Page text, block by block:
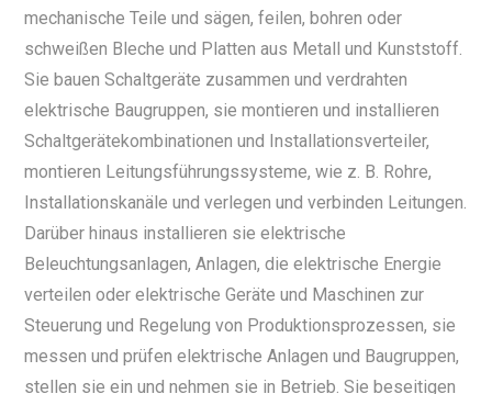
mechanische Teile und sägen, feilen, bohren oder
schweißen Bleche und Platten aus Metall und Kunststoff.
Sie bauen Schaltgeräte zusammen und verdrahten
elektrische Baugruppen, sie montieren und installieren
Schaltgerätekombinationen und Installationsverteiler,
montieren Leitungsführungssysteme, wie z. B. Rohre,
Installationskanäle und verlegen und verbinden Leitungen.
Darüber hinaus installieren sie elektrische
Beleuchtungsanlagen, Anlagen, die elektrische Energie
verteilen oder elektrische Geräte und Maschinen zur
Steuerung und Regelung von Produktionsprozessen, sie
messen und prüfen elektrische Anlagen und Baugruppen,
stellen sie ein und nehmen sie in Betrieb. Sie beseitigen